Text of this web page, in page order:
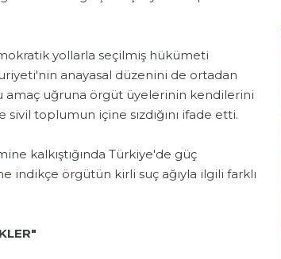
yollarla seçilmiş hükümeti
anayasal düzenini de ortadan
amaç uğruna örgüt üyelerinin kendilerini
sivil toplumun içine sızdığını ifade etti.
kalkıştığında Türkiye'de güç
indikçe örgütün kirli suç ağıyla ilgili farklı